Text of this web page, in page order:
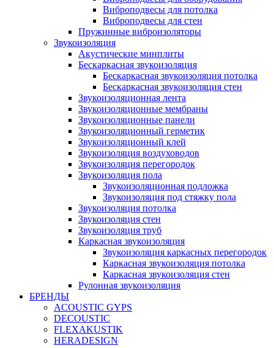
Виброподвесы для потолка
Виброподвесы для стен
Пружинные виброизоляторы
Звукоизоляция
Акустические минплиты
Бескаркасная звукоизоляция
Бескаркасная звукоизоляция потолка
Бескаркасная звукоизоляция стен
Звукоизоляционная лента
Звукоизоляционные мембраны
Звукоизоляционные панели
Звукоизоляционный герметик
Звукоизоляционный клей
Звукоизоляция воздуховодов
Звукоизоляция перегородок
Звукоизоляция пола
Звукоизоляционная подложка
Звукоизоляция под стяжку пола
Звукоизоляция потолка
Звукоизоляция стен
Звукоизоляция труб
Каркасная звукоизоляция
Звукоизоляция каркасных перегородок
Каркасная звукоизоляция потолка
Каркасная звукоизоляция стен
Рулонная звукоизоляция
БРЕНДЫ
ACOUSTIC GYPS
DECOUSTIC
FLEXAKUSTIK
HERADESIGN